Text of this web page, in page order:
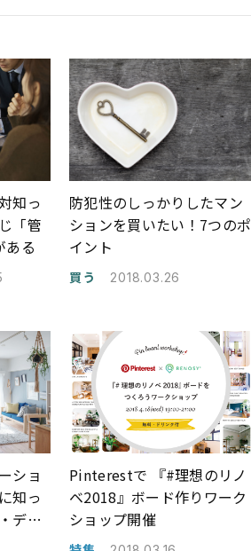
知っ
「管
ある
防犯性のしっかりしたマン
ションを買いたい！7つのポ
イント
買う 2018.03.26
ショ
知っ
デメ
Pinterestで 『#理想のリノ
ベ2018』ボード作りワーク
ショップ開催